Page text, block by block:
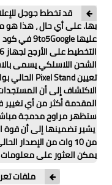
بها. على أي حال ، هذا هو
الاكتشاف إلى أن
المقدمة أكثر من أي تغيير
يشير تضمينها إلى أن قوة
من 10 وات من الإصدار
يمكن العثور على
ملفات